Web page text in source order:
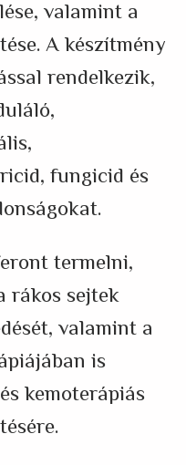
valamint a
A készítmény
rendelkezik,
fungicid és
termelni,
rákos sejtek
valamint a
is
kemoterápiás